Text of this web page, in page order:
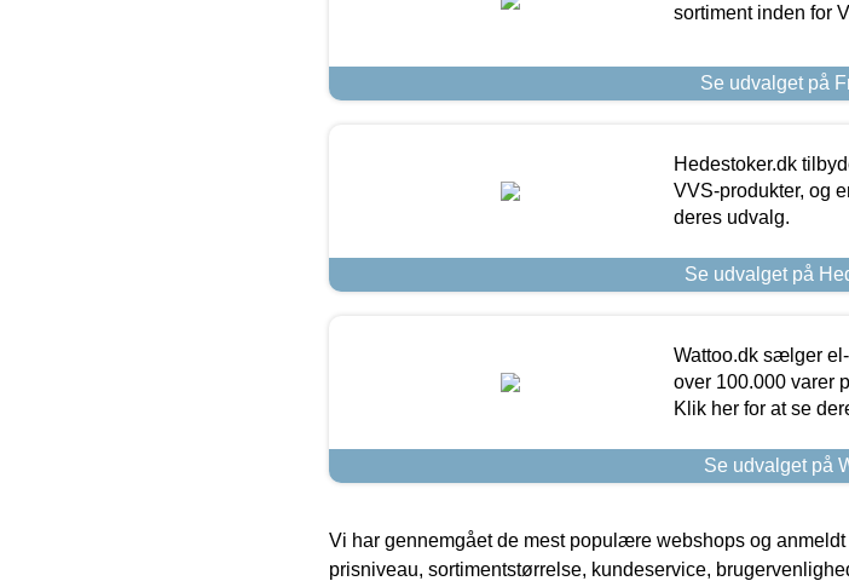
sortiment inden for
Se udvalget på
Hedestoker.dk
VVS-produkter, og
deres udvalg.
Se udvalget på
Wattoo.dk sælger
over 100.000 varer
Klik her for at se
Se udvalget på
Vi har gennemgået de mest populære webshops og
prisniveau, sortimentstørrelse, kundeservice,